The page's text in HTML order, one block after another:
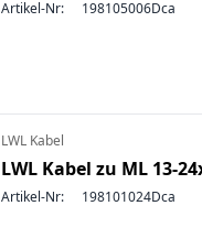
Artikel-Nr: 198105006Dca
LWL Kabel
LWL Kabel zu ML 13-
Artikel-Nr: 198101024Dca